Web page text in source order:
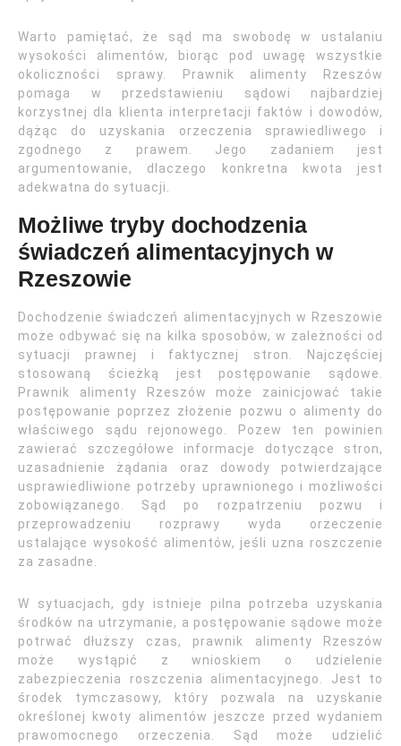
Warto pamiętać, że sąd ma swobodę w ustalaniu
wysokości alimentów, biorąc pod uwagę wszystkie
okoliczności sprawy. Prawnik alimenty Rzeszów
pomaga w przedstawieniu sądowi najbardziej
korzystnej dla klienta interpretacji faktów i dowodów,
dążąc do uzyskania orzeczenia sprawiedliwego i
zgodnego z prawem. Jego zadaniem jest
argumentowanie, dlaczego konkretna kwota jest
adekwatna do sytuacji.
Możliwe tryby dochodzenia
świadczeń alimentacyjnych w
Rzeszowie
Dochodzenie świadczeń alimentacyjnych w Rzeszowie
może odbywać się na kilka sposobów, w zależności od
sytuacji prawnej i faktycznej stron. Najczęściej
stosowaną ścieżką jest postępowanie sądowe.
Prawnik alimenty Rzeszów może zainicjować takie
postępowanie poprzez złożenie pozwu o alimenty do
właściwego sądu rejonowego. Pozew ten powinien
zawierać szczegółowe informacje dotyczące stron,
uzasadnienie żądania oraz dowody potwierdzające
usprawiedliwione potrzeby uprawnionego i możliwości
zobowiązanego. Sąd po rozpatrzeniu pozwu i
przeprowadzeniu rozprawy wyda orzeczenie
ustalające wysokość alimentów, jeśli uzna roszczenie
za zasadne.
W sytuacjach, gdy istnieje pilna potrzeba uzyskania
środków na utrzymanie, a postępowanie sądowe może
potrwać dłuższy czas, prawnik alimenty Rzeszów
może wystąpić z wnioskiem o udzielenie
zabezpieczenia roszczenia alimentacyjnego. Jest to
środek tymczasowy, który pozwala na uzyskanie
określonej kwoty alimentów jeszcze przed wydaniem
prawomocnego orzeczenia. Sąd może udzielić